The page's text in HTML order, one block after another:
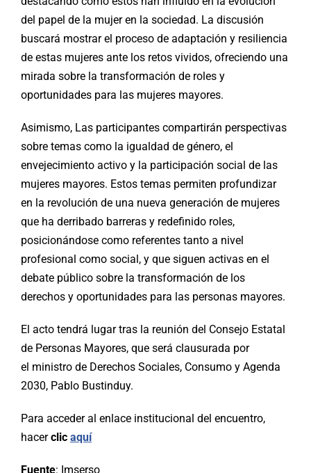
del papel de la mujer en la sociedad. La discusión
buscará mostrar el proceso de adaptación y resiliencia
de estas mujeres ante los retos vividos, ofreciendo una
mirada sobre la transformación de roles y
oportunidades para las mujeres mayores.
Asimismo, Las participantes compartirán perspectivas
sobre temas como la igualdad de género, el
envejecimiento activo y la participación social de las
mujeres mayores. Estos temas permiten profundizar
en la revolución de una nueva generación de mujeres
que ha derribado barreras y redefinido roles,
posicionándose como referentes tanto a nivel
profesional como social, y que siguen activas en el
debate público sobre la transformación de los
derechos y oportunidades para las personas mayores.
El acto tendrá lugar tras la reunión del Consejo Estatal
de Personas Mayores, que será clausurada por
el ministro de Derechos Sociales, Consumo y Agenda
2030, Pablo Bustinduy.
Para acceder al enlace institucional del encuentro,
hacerclic aquí
Fuente: Imserso